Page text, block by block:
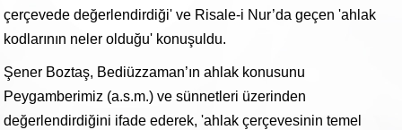
çerçevede değerlendirdiği' ve Risale-i Nur’da geçen 'ahlak
kodlarının neler olduğu' konuşuldu.
Şener Boztaş, Bediüzzaman’ın ahlak konusunu
Peygamberimiz (a.s.m.) ve sünnetleri üzerinden
değerlendirdiğini ifade ederek, 'ahlak çerçevesinin temel